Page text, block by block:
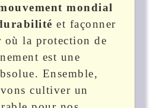
mondial
et façonner
où la protection de
est une
Ensemble,
cultiver un